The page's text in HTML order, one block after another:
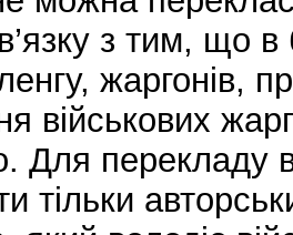
з тим, що
жаргонів,
військових
Для перекладу
тільки